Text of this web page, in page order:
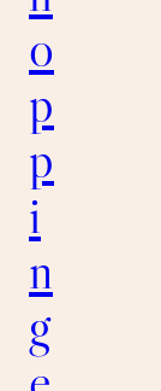
o
p
p
i
n
g